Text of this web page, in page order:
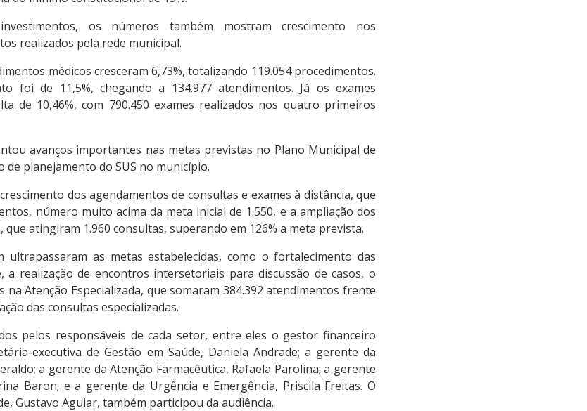
os números também mostram crescimento nos
realizados pela rede municipal.
médicos cresceram 6,73%, totalizando 119.054 procedimentos.
foi de 11,5%, chegando a 134.977 atendimentos. Já os exames
de 10,46%, com 790.450 exames realizados nos quatro primeiros
avanços importantes nas metas previstas no Plano Municipal de
planejamento do SUS no município.
dos agendamentos de consultas e exames à distância, que
número muito acima da meta inicial de 1.550, e a ampliação dos
atingiram 1.960 consultas, superando em 126% a meta prevista.
ultrapassaram as metas estabelecidas, como o fortalecimento das
a realização de encontros intersetoriais para discussão de casos, o
Atenção Especializada, que somaram 384.392 atendimentos frente
das consultas especializadas.
pelos responsáveis de cada setor, entre eles o gestor financeiro
executiva de Gestão em Saúde, Daniela Andrade; a gerente da
a gerente da Atenção Farmacêutica, Rafaela Parolina; a gerente
Baron; e a gerente da Urgência e Emergência, Priscila Freitas. O
Gustavo Aguiar, também participou da audiência.